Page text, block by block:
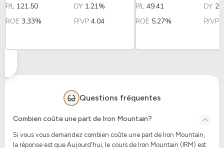
P/L 121.50 DY 1.21%
ROE 3.33% P/VP 4.04
P/L 49.41 DY
ROE 5.27% P/VP
Questions fréquentes
Combien coûte une part de Iron Mountain?
Si vous vous demandez combien coûte une part de Iron Mountain,
la réponse est que Aujourd'hui, le cours de Iron Mountain (IRM) est